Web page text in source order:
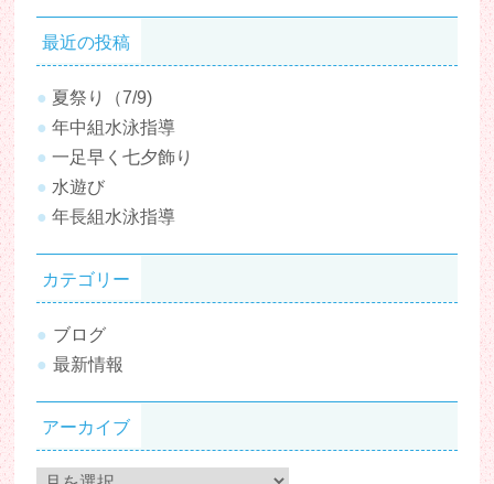
最近の投稿
夏祭り（7/9)
年中組水泳指導
一足早く七夕飾り
水遊び
年長組水泳指導
カテゴリー
ブログ
最新情報
アーカイブ